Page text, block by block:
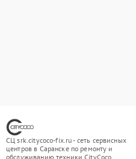
СЦ srk.citycoco-fix.ru - сеть сервисных
центров в Саранске по ремонту и
обслуживанию техники CityCoco